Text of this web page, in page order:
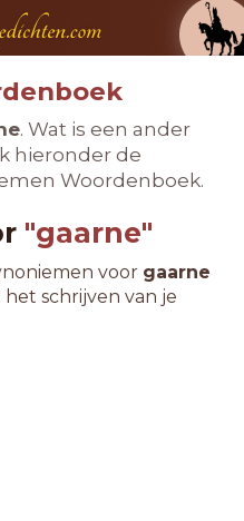
. Wat is een ander
hieronder de
Woordenboek.
"gaarne"
voor gaarne
schrijven van je